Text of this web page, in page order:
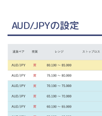
AUD/JPYの設定